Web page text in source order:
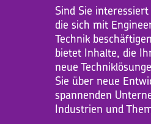
Sind Sie
die sich mit
Technik
bietet Inhalte, die
neue
Sie über neue
spannenden
Industrien und